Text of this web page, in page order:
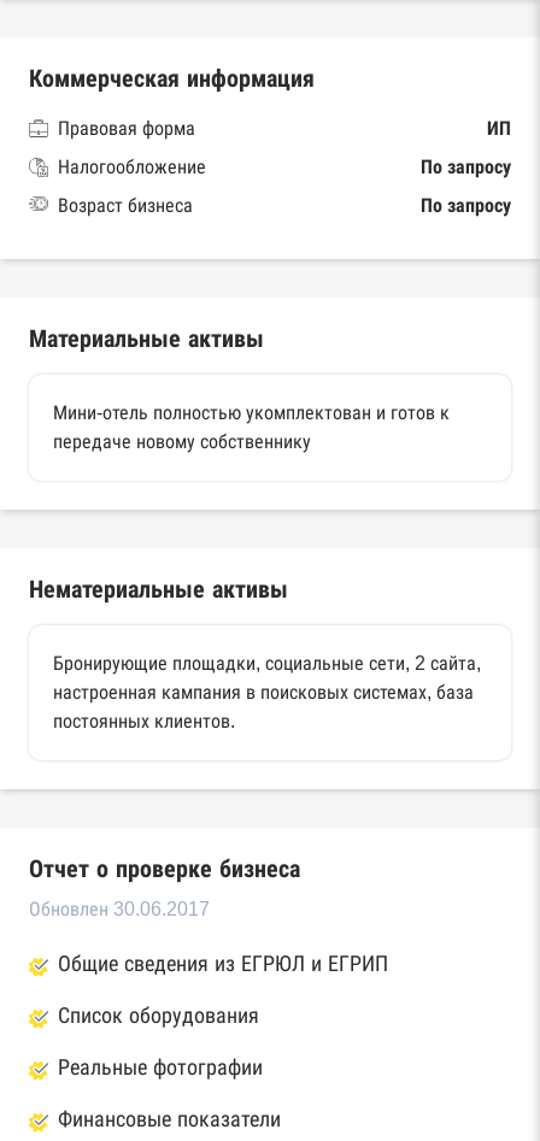
Коммерческая информация
Правовая форма
ИП
Налогообложение
По запросу
Возраст бизнеса
По запросу
Материальные активы
Мини-отель полностью укомплектован и готов к
передаче новому собственнику
Нематериальные активы
Бронирующие площадки, социальные сети, 2 сайта,
настроенная кампания в поисковых системах, база
постоянных клиентов.
Отчет о проверке бизнеса
Обновлен 30.06.2017
Общие сведения из ЕГРЮЛ и ЕГРИП
Список оборудования
Реальные фотографии
Финансовые показатели